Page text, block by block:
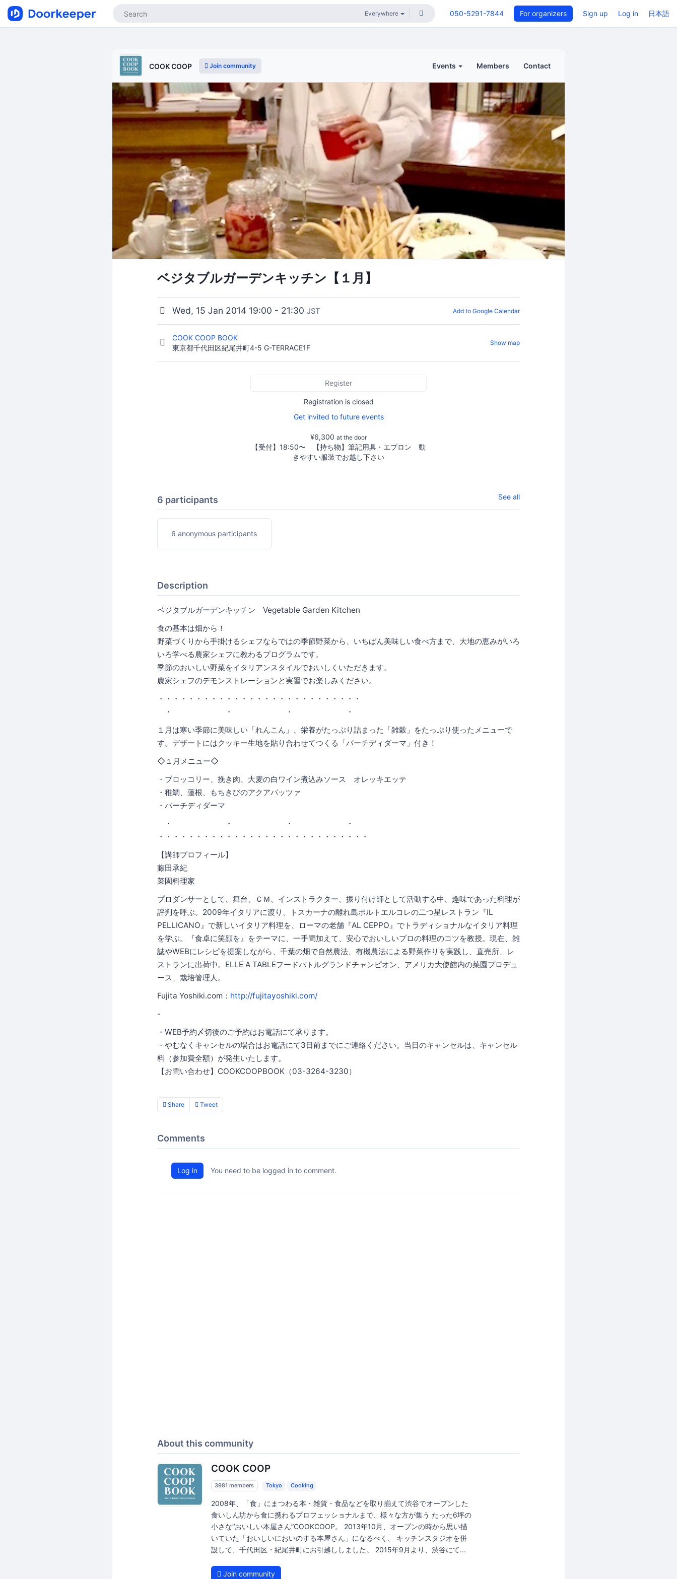
050-5291-7844 For organizers Sign up Log in 日本語
COOK COOP Join community Events Members Contact
ベジタブルガーデンキッチン【１月】
Wed, 15 Jan 2014 19:00 - 21:30 JST Add to Google Calendar
COOK COOP BOOK
東京都千代田区紀尾井町4-5 G-TERRACE1F
Show map
Register
Registration is closed
Get invited to future events
¥6,300 at the door
【受付】18:50〜 【持ち物】筆記用具・エプロン 動
きやすい服装でお越し下さい
6 participants See all
6 anonymous participants
Description
ベジタブルガーデンキッチン Vegetable Garden Kitchen
食の基本は畑から！
野菜づくりから手掛けるシェフならではの季節野菜から、いちばん美味しい食べ方まで、大地の恵みがいろ
いろ学べる農家シェフに教わるプログラムです。
季節のおいしい野菜をイタリアンスタイルでおいしくいただきます。
農家シェフのデモンストレーションと実習でお楽しみください。
・・・・・・・・・・・・・・・・・・・・・・・・・・・
・ ・ ・ ・
１月は寒い季節に美味しい「れんこん」、栄養がたっぷり詰まった「雑穀」をたっぷり使ったメニューで
す。デザートにはクッキー生地を貼り合わせてつくる「バーチディダーマ」付き！
◇１月メニュー◇
・ブロッコリー、挽き肉、大麦の白ワイン煮込みソース オレッキエッテ
・稚鯛、蓮根、もちきびのアクアパッツァ
・バーチディダーマ
・ ・ ・ ・
・・・・・・・・・・・・・・・・・・・・・・・・・・・・
【講師プロフィール】
藤田承紀
菜園料理家
プロダンサーとして、舞台、ＣＭ、インストラクター、振り付け師として活動する中、趣味であった料理が
評判を呼ぶ。2009年イタリアに渡り、トスカーナの離れ島ポルトエルコレの二つ星レストラン『IL
PELLICANO』で新しいイタリア料理を、ローマの老舗『AL CEPPO』でトラディショナルなイタリア料理
を学ぶ。『食卓に笑顔を』をテーマに、一手間加えて、安心でおいしいプロの料理のコツを教授。現在、雑
誌やWEBにレシピを提案しながら、千葉の畑で自然農法、有機農法による野菜作りを実践し、直売所、レ
ストランに出荷中。ELLE A TABLEフードバトルグランドチャンピオン、アメリカ大使館内の菜園プロデュ
ース、栽培管理人。
Fujita Yoshiki.com： http://fujitayoshiki.com/
-
・WEB予約〆切後のご予約はお電話にて承ります。
・やむなくキャンセルの場合はお電話にて3日前までにご連絡ください。当日のキャンセルは、キャンセル
料（参加費全額）が発生いたします。
【お問い合わせ】COOKCOOPBOOK（03-3264-3230）
Share Tweet
Comments
Log in You need to be logged in to comment.
About this community
COOK COOP
3981 members Tokyo Cooking
2008年、「食」にまつわる本・雑貨・食品などを取り揃えて渋谷でオープンした
食いしん坊から食に携わるプロフェッショナルまで、様々な方が集う たった6坪の
小さな“おいしい本屋さん”COOKCOOP。 2013年10月、オープンの時から思い描
いていた「おいしいにおいのする本屋さん」になるべく、 キッチンスタジオを併
設して、千代田区・紀尾井町にお引越ししました。 2015年9月より、渋谷にて...
Join community